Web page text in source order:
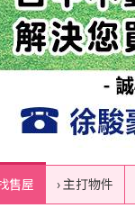
售屋 › 主打物件